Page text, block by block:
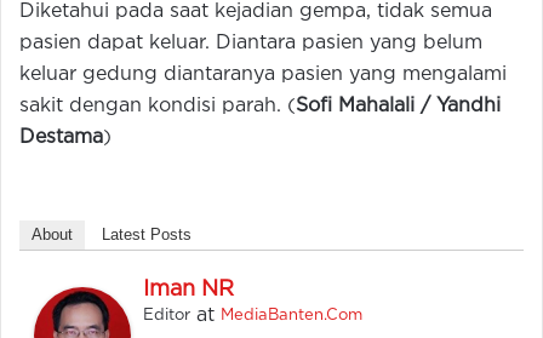
Diketahui pada saat kejadian gempa, tidak semua
pasien dapat keluar. Diantara pasien yang belum
keluar gedung diantaranya pasien yang mengalami
sakit dengan kondisi parah. (Sofi Mahalali / Yandhi
Destama)
About Latest Posts
Iman NR
Editor at MediaBanten.Com